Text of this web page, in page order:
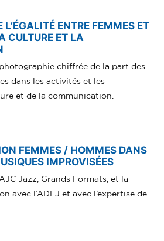
L’ÉGALITÉ ENTRE FEMMES ET
CULTURE ET LA
chiffrée de la part des
dans les activités et les
et de la communication.
FEMMES / HOMMES DANS
IMPROVISÉES
Jazz, Grands Formats, et la
avec l’ADEJ et avec l’expertise de